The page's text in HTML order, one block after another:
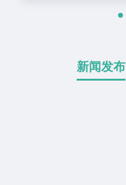
新闻发布